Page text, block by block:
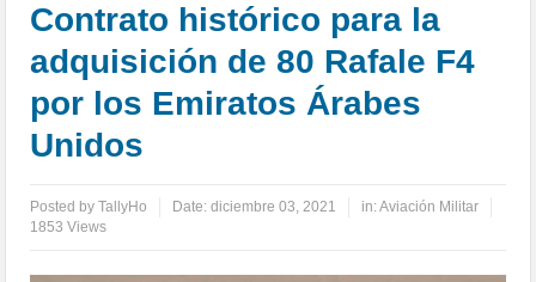
Contrato histórico para la
adquisición de 80 Rafale F4
por los Emiratos Árabes
Unidos
Posted byTallyHo Date:diciembre 03, 2021 in:Aviación Militar
1853 Views